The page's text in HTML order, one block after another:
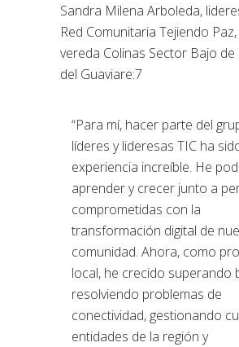
Sandra Milena Arboleda,
Red Comunitaria Tejiendo
vereda Colinas Sector Bajo de
del Guaviare:7
“Para mí, hacer parte del
líderes y lideresas TIC ha
experiencia increíble. He
aprender y crecer junto a
comprometidas con la
transformación digital de
comunidad. Ahora, como
local, he crecido superando
resolviendo problemas de
conectividad, gestionando
entidades de la región y